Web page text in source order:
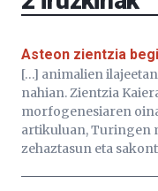
Asteon zientzia
[…] animalien
nahian. Zientzia
morfogenesiaren
artikuluan, Turingen
zehaztasun eta